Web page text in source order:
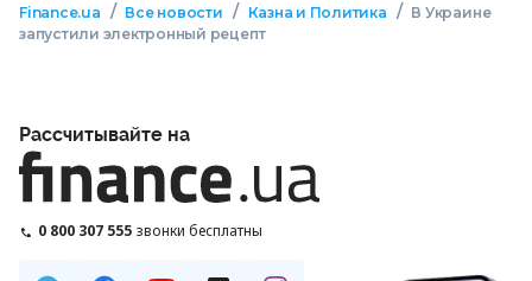
Finance.ua / Все новости / Казна и Политика / В Украине
запустили электронный рецепт
Рассчитывайте на
0 800 307 555 звонки бесплатны